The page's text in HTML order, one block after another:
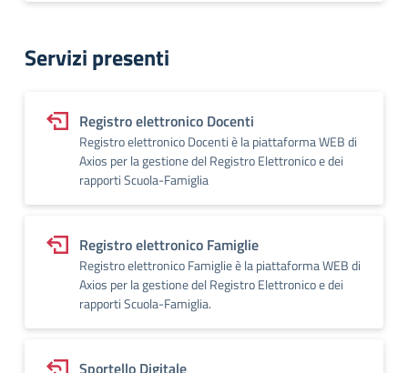
Servizi presenti
Registro elettronico Docenti
Registro elettronico Docenti è la piattaforma WEB di
Axios per la gestione del Registro Elettronico e dei
rapporti Scuola-Famiglia
Registro elettronico Famiglie
Registro elettronico Famiglie è la piattaforma WEB di
Axios per la gestione del Registro Elettronico e dei
rapporti Scuola-Famiglia.
Sportello Digitale